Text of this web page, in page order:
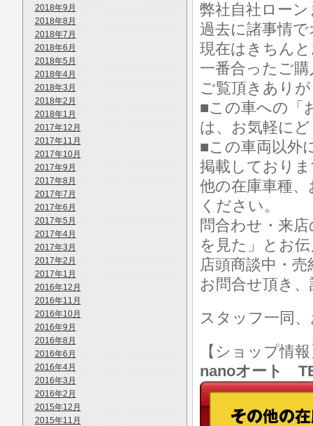
2018年9月
2018年8月
2018年7月
2018年6月
2018年5月
2018年4月
2018年3月
2018年2月
2018年1月
2017年12月
2017年11月
2017年10月
2017年9月
2017年8月
2017年7月
2017年6月
2017年5月
2017年4月
2017年3月
2017年2月
2017年1月
2016年12月
2016年11月
2016年10月
2016年9月
2016年8月
2016年6月
2016年4月
2016年3月
2016年2月
2015年12月
2015年11月
弊社自社ロー
過去に諸事情
現在はきちん
一番合ったご
ご覧頂きあり
■この車への「
は、お気軽に
■この車両以外
掲載しており
他の在庫車種
ください。
問合わせ・来
を見た」とお
店頭商談中・
お問合せ頂き
スタッフ一同
【ショップ情
nanoオート